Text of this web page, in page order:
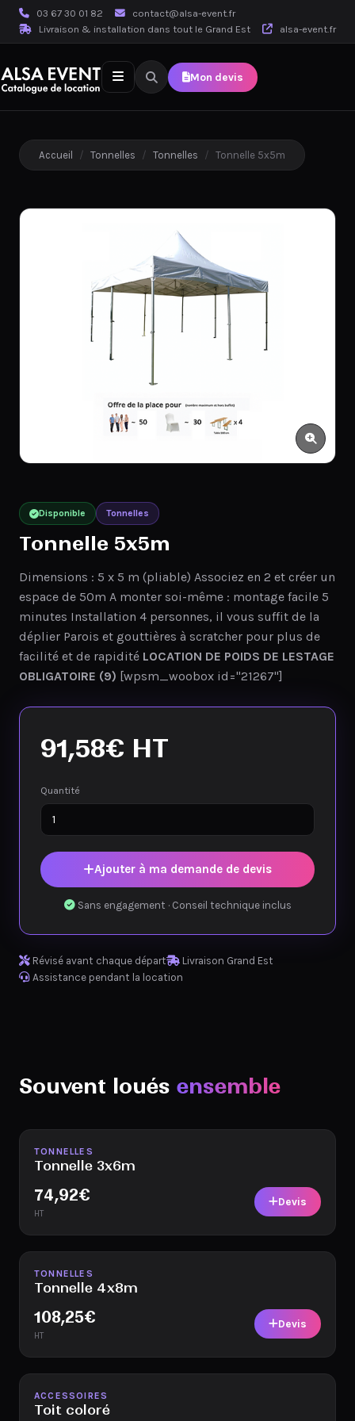
03 67 30 01 82
contact@alsa-event.fr
Livraison & installation dans tout le Grand Est
alsa-event.fr
Mon devis
Accueil / Tonnelles / Tonnelles / Tonnelle 5x5m
Disponible Tonnelles
Tonnelle 5x5m
Dimensions : 5 x 5 m (pliable) Associez en 2 et créer un
espace de 50m A monter soi-même : montage facile 5
minutes Installation 4 personnes, il vous suffit de la
déplier Parois et gouttières à scratcher pour plus de
facilité et de rapidité LOCATION DE POIDS DE LESTAGE
OBLIGATOIRE (9) [wpsm_woobox id="21267"]
91,58€ HT
Quantité
Ajouter à ma demande de devis
Sans engagement · Conseil technique inclus
Révisé avant chaque départ
Livraison Grand Est
Assistance pendant la location
Souvent loués ensemble
Disponible
TONNELLES
Tonnelle 3x6m
74,92€
HT
Devis
Disponible
TONNELLES
Tonnelle 4x8m
108,25€
HT
Devis
Disponible
ACCESSOIRES
Toit coloré